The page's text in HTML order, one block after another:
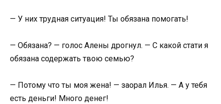
— У них трудная ситуация! Ты обязана помогать!
— Обязана? — голос Алены дрогнул. — С какой стати я
обязана содержать твою семью?
— Потому что ты моя жена! — заорал Илья. — А у тебя
есть деньги! Много денег!